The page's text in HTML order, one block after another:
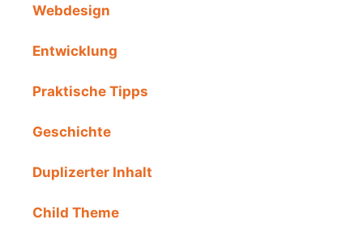
Webdesign
Entwicklung
Praktische Tipps
Geschichte
Duplizerter Inhalt
Child Theme